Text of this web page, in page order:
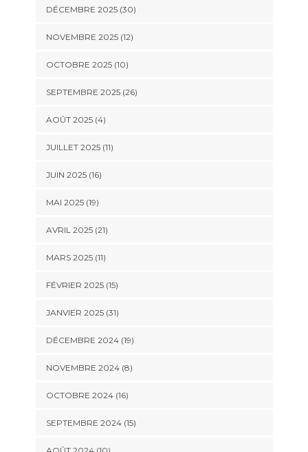
DÉCEMBRE 2025 (30)
NOVEMBRE 2025 (12)
OCTOBRE 2025 (10)
SEPTEMBRE 2025 (26)
AOÛT 2025 (4)
JUILLET 2025 (11)
JUIN 2025 (16)
MAI 2025 (19)
AVRIL 2025 (21)
MARS 2025 (11)
FÉVRIER 2025 (15)
JANVIER 2025 (31)
DÉCEMBRE 2024 (19)
NOVEMBRE 2024 (8)
OCTOBRE 2024 (16)
SEPTEMBRE 2024 (15)